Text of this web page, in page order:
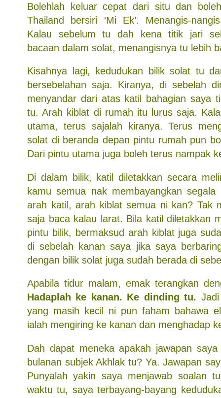
Bolehlah keluar cepat dari situ dan
Thailand bersiri ‘Mi Ek’. Menangis-
Kalau sebelum tu dah kena titik jari
bacaan dalam solat, menangisnya tu lebih
Kisahnya lagi, kedudukan bilik solat tu
bersebelahan saja. Kiranya, di sebelah
menyandar dari atas katil bahagian saya
tu. Arah kiblat di rumah itu lurus saja.
utama, terus sajalah kiranya. Terus
solat di beranda depan pintu rumah pun
Dari pintu utama juga boleh terus nampak
Di dalam bilik, katil diletakkan secara
kamu semua nak membayangkan
arah katil, arah kiblat semua ni kan? Tak
saja baca kalau larat. Bila katil diletakkan
pintu bilik, bermaksud arah kiblat juga
di sebelah kanan saya jika saya
dengan bilik solat juga sudah berada di
Apabila tidur malam, emak terangkan
Hadaplah ke kanan. Ke dinding tu.
yang masih kecil ni pun faham bahawa
ialah mengiring ke kanan dan menghadap
Dah dapat meneka apakah jawapan
bulanan subjek Akhlak tu? Ya. Jawapan
Punyalah yakin saya menjawab soalan
waktu tu, saya terbayang-bayang